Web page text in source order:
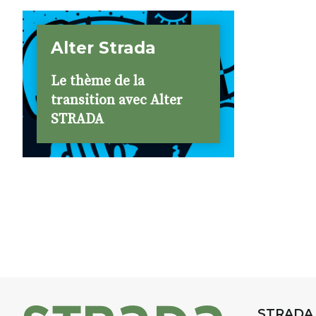
Alter Strada
Le thème de la
transition avec Alter
STRADA